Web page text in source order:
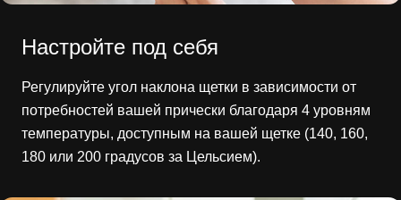
Настройте под себя
Регулируйте угол наклона щетки в зависимости от
потребностей вашей прически благодаря 4 уровням
температуры, доступным на вашей щетке (140, 160,
180 или 200 градусов за Цельсием).